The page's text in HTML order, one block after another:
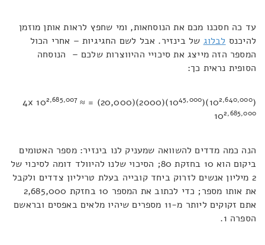
עד כה חסכנו מכם את הנוסחאות, ומי שחפץ לראות אותן מוזמן
להיכנס לבלוג של בינזיר. אבל לשם החגיגיות – אחרי הכול
המספר הזה מייצג את סיכויי ההיווצרות שלכם – הנוסחה
הסופית נראית כך:
(10
2,640,000
)(10
45,000
)(2000)(20,000) = 4x 10
2,685,007 ≈
102,685,000
הנה כמה מדדים להשוואה שמעניק לנו בינזיר: מספר האטומים
ביקום הוא 10 בחזקת 80; הסיכוי שלנו להיוולד דומה לסיכוי של
2 מיליון אנשים לזרוק ביחד קובייה בעלת טריליון צדדים ולקבל
את אותו מספר; כדי לכתוב את המספר 10 בחזקת 2,685,000
אתם זקוקים ליותר מ-11 מספרים שיהיו מלאים באפסים ובראשם
הספרה 1.